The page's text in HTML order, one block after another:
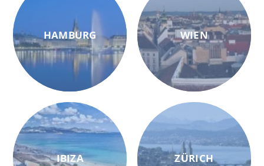
HAMBURG
IBIZA
WIEN
ZÜRICH